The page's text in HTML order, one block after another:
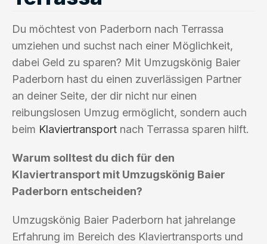
Du möchtest von Paderborn nach Terrassa
umziehen und suchst nach einer Möglichkeit,
dabei Geld zu sparen? Mit Umzugskönig Baier
Paderborn hast du einen zuverlässigen Partner
an deiner Seite, der dir nicht nur einen
reibungslosen Umzug ermöglicht, sondern auch
beim Klaviertransport nach Terrassa sparen hilft.
Warum solltest du dich für den
Klaviertransport mit Umzugskönig Baier
Paderborn entscheiden?
Umzugskönig Baier Paderborn hat jahrelange
Erfahrung im Bereich des Klaviertransports und